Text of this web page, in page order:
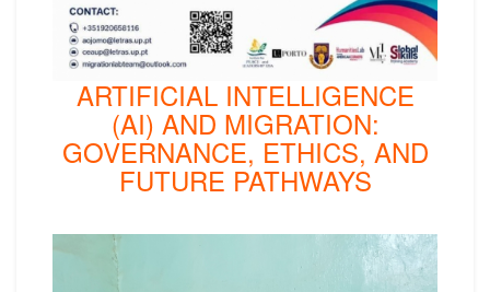
ARTIFICIAL INTELLIGENCE
(AI) AND MIGRATION:
GOVERNANCE, ETHICS, AND
FUTURE PATHWAYS